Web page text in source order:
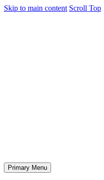
Skip to main content Scroll Top
Primary Menu